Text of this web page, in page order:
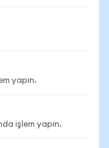
yapın.
işlem yapın.